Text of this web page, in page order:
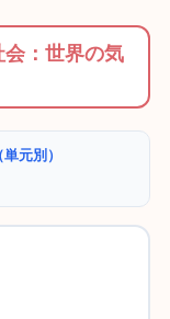
：世界の気
元別）